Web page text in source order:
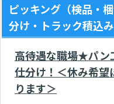
ピッキング（検品・
分け・トラック積込
高待遇な職場★パン
仕分け！＜休み希望
ります＞